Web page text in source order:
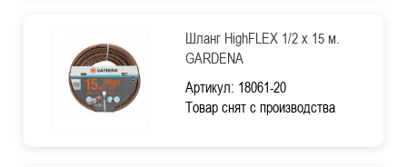
Шланг HighFLEX 1/2 х 15 м.
GARDENA
Артикул: 18061-20
Товар снят с производства